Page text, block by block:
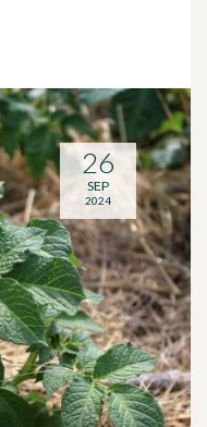
26
SEP
2024